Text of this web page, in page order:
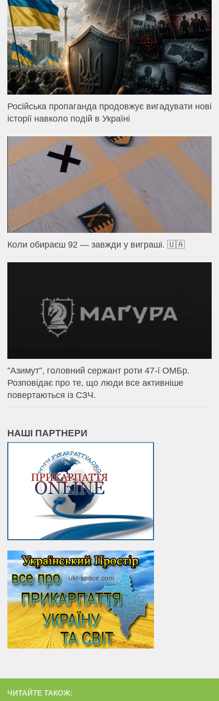
Російська пропаганда продовжує вигадувати нові
історії навколо подій в Україні
Коли обираєш 92 — завжди у виграші. 🇺🇦
⁨”Азимут”, головний сержант роти 47-ї ОМБр.
Розповідає про те, що люди все активніше
повертаються із СЗЧ.
НАШІ ПАРТНЕРИ
ЧИТАЙТЕ ТАКОЖ: